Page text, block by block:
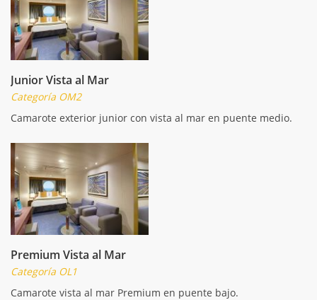
Junior Vista al Mar
Categoría OM2
Camarote exterior junior con vista al mar en puente medio.
Premium Vista al Mar
Categoría OL1
Camarote vista al mar Premium en puente bajo.